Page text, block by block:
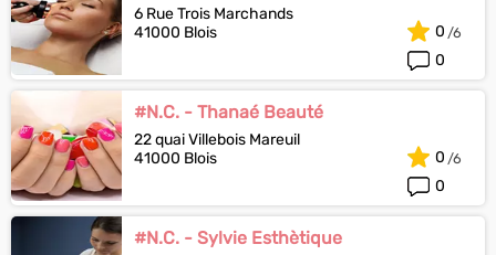
6 Rue Trois Marchands
41000 Blois
0
0
#N.C. - Thanaé Beauté
22 quai Villebois Mareuil
41000 Blois
0
0
#N.C. - Sylvie Esthètique